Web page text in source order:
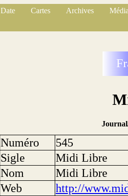
Date Cartes Archives
Numéro
545
Sigle
Midi Libre
Nom
Midi Libre
Web
http://